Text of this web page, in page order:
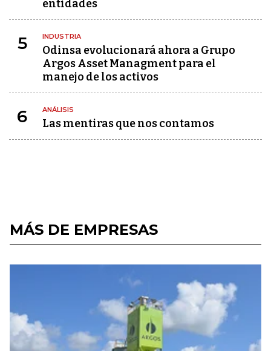
entidades
5 INDUSTRIA
Odinsa evolucionará ahora a Grupo
Argos Asset Managment para el
manejo de los activos
6 ANÁLISIS
Las mentiras que nos contamos
MÁS DE EMPRESAS